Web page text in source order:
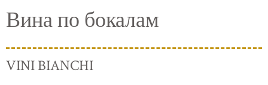
Вина по бокалам
VINI BIANCHI